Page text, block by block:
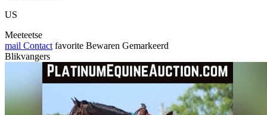
US
Meeteetse
mail Contact favorite Bewaren Gemarkeerd
Blikvangers